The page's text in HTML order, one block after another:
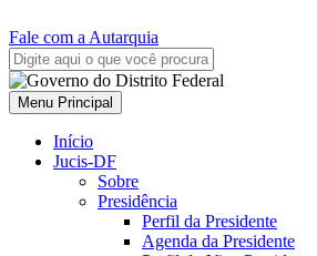
Fale com a Autarquia
Menu Principal
Início
Jucis-DF
Sobre
Presidência
Perfil da Presidente
Agenda da Presidente